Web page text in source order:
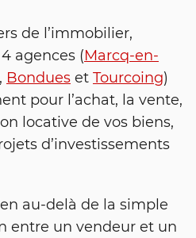
de l’immobilier,
agences (Marcq-en-
, Bondues et Tourcoing)
pour l’achat, la vente,
locative de vos biens,
d’investissements
au-delà de la simple
entre un vendeur et un